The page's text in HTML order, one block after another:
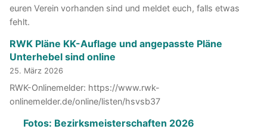
euren Verein vorhanden sind und meldet euch, falls etwas
fehlt.
RWK Pläne KK-Auflage und angepasste Pläne
Unterhebel sind online
25. März 2026
RWK-Onlinemelder: https://www.rwk-
onlinemelder.de/online/listen/hsvsb37
Fotos: Bezirksmeisterschaften 2026